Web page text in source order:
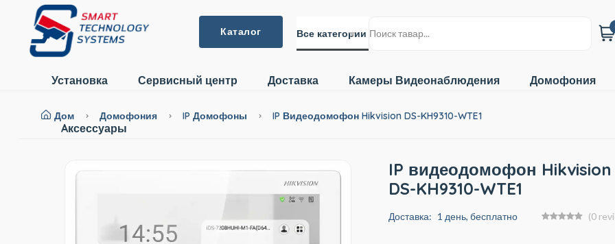
Каталог Все категории
Установка Сервисный центр Доставка Камеры Видеонаблюдения Домофония
Aксессуары
Дом Домофония IP Домофоны IP Видеодомофон Hikvision DS-KH9310-WTE1
IP видеодомофон Hikvision
DS-KH9310-WTE1
Доставка: 1 день, бесплатно (0